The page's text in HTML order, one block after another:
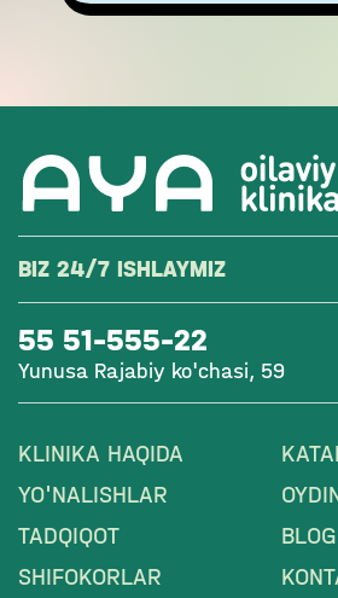
BIZ 24/7 ISHLAYMIZ
55 51-555-22
Yunusa Rajabiy ko'chasi, 59
KLINIKA HAQIDA
YO'NALISHLAR
TADQIQOT
SHIFOKORLAR
BLOG